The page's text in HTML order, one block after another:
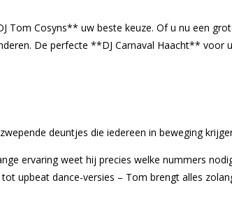
Cosyns** uw beste keuze. Of u nu een
De perfecte **DJ Carnaval Haacht**
deuntjes die iedereen in beweging
ervaring weet hij precies welke nummers
upbeat dance-versies – Tom brengt alles